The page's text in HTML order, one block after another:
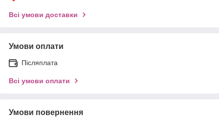
Всі умови доставки
Умови оплати
Післяплата
Всі умови оплати
Умови повернення